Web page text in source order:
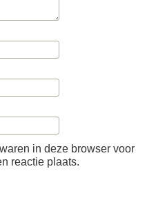
in deze browser voor
reactie plaats.